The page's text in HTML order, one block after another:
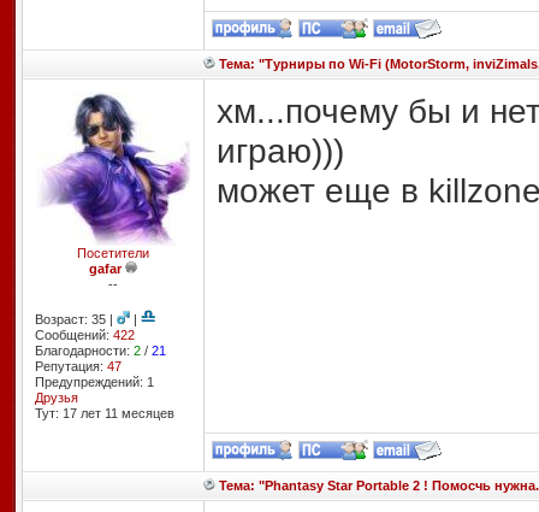
Тема: "Турниры по Wi-Fi (MotorStorm,
Посетители
gafar
--
Возраст: 35 |
|
Сообщений: 422
Благодарности: 2/ 21
Репутация: 47
Предупреждений: 1
Друзья
Тут: 17 лет 11 месяцев
хм...почему бы и
играю)))
может еще в
Тема: "Phantasy Star Portable 2 ! Помосчь